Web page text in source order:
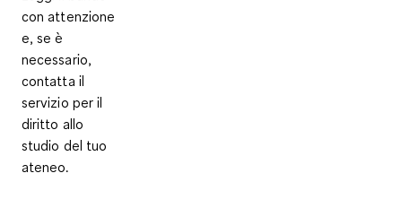
con attenzione
e, se è
necessario,
contatta il
servizio per il
diritto allo
studio del tuo
ateneo.